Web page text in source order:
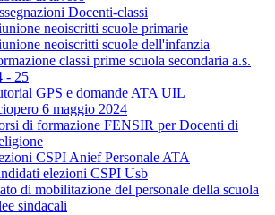
Docenti-classi
neoiscritti scuole primarie
neoiscritti scuole dell'infanzia
classi prime scuola secondaria a.s.
- 25
GPS e domande ATA UIL
6 maggio 2024
di formazione FENSIR per Docenti di
CSPI Anief Personale ATA
elezioni CSPI Usb
di mobilitazione del personale della scuola
sindacali